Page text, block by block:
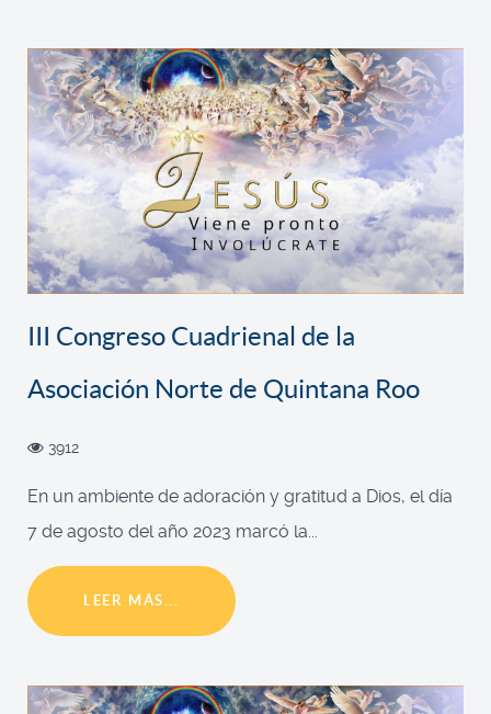
III Congreso Cuadrienal de la
Asociación Norte de Quintana Roo
3912
En un ambiente de adoración y gratitud a Dios, el día
7 de agosto del año 2023 marcó la...
LEER MÁS...